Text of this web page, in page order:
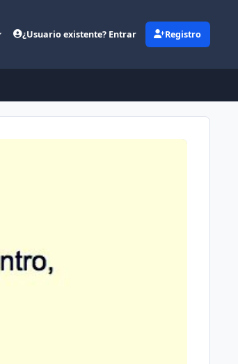
¿Usuario existente? Entrar Registro
(opens in new tab)